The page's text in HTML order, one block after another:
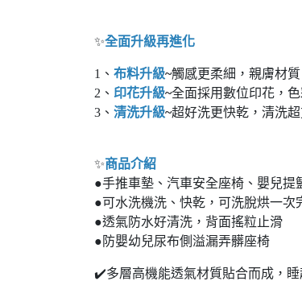
✨全面升級再進化
1、 布料升級~觸感更柔細，親膚材
2、 印花升級~全面採用數位印花，
3、 清洗升級~超好洗更快乾，清洗
✨商品介紹
●手推車墊、汽車安全座椅、嬰兒提
●可水洗機洗、快乾，可洗脫烘一次
●透氣防水好清洗，背面搖粒止滑
●防嬰幼兒尿布側溢漏弄髒座椅
✔️多層高機能透氣材質貼合而成，睡